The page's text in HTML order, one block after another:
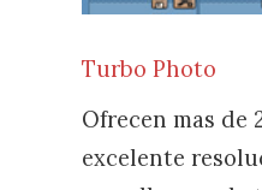
Turbo Photo
Ofrecen mas de
excelente